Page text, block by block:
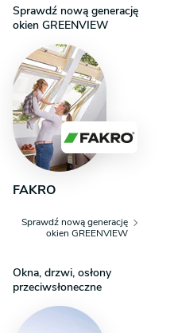
Sprawdź nową generację
okien GREENVIEW
FAKRO
Sprawdź nową generację
okien GREENVIEW
Okna, drzwi, osłony
przeciwsłoneczne